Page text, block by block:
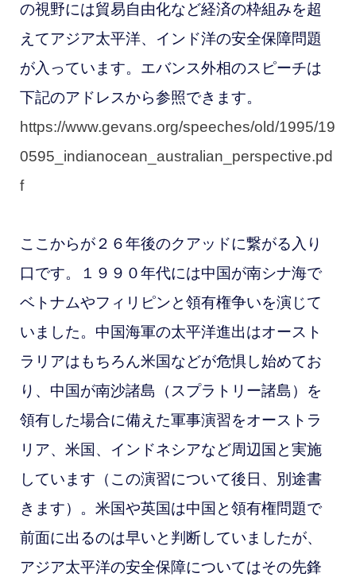
の視野には貿易自由化など経済の枠組みを超
えてアジア太平洋、インド洋の安全保障問題
が入っています。エバンス外相のスピーチは
下記のアドレスから参照できます。
https://www.gevans.org/speeches/old/1995/19
0595_indianocean_australian_perspective.pd
f
ここからが２６年後のクアッドに繋がる入り
口です。１９９０年代には中国が南シナ海で
ベトナムやフィリピンと領有権争いを演じて
いました。中国海軍の太平洋進出はオースト
ラリアはもちろん米国などが危惧し始めてお
り、中国が南沙諸島（スプラトリー諸島）を
領有した場合に備えた軍事演習をオーストラ
リア、米国、インドネシアなど周辺国と実施
しています（この演習について後日、別途書
きます）。米国や英国は中国と領有権問題で
前面に出るのは早いと判断していましたが、
アジア太平洋の安全保障についてはその先鋒